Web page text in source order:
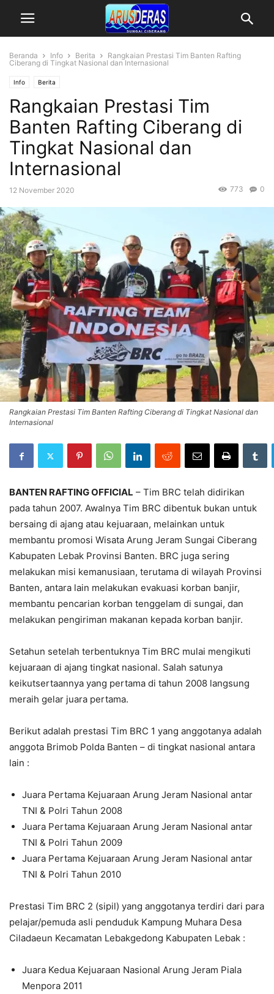
Beranda Info Berita
Rangkaian Prestasi Tim Banten Rafting
Ciberang di Tingkat Nasional dan Internasional
Info Berita
Rangkaian Prestasi Tim
Banten Rafting Ciberang di
Tingkat Nasional dan
Internasional
12 November 2020 0
773
Rangkaian Prestasi Tim Banten Rafting Ciberang di Tingkat Nasional dan
Internasional
BANTEN RAFTING OFFICIAL – Tim BRC telah didirikan
pada tahun 2007. Awalnya Tim BRC dibentuk bukan untuk
bersaing di ajang atau kejuaraan, melainkan untuk
membantu promosi Wisata Arung Jeram Sungai Ciberang
Kabupaten Lebak Provinsi Banten. BRC juga sering
melakukan misi kemanusiaan, terutama di wilayah Provinsi
Banten, antara lain melakukan evakuasi korban banjir,
membantu pencarian korban tenggelam di sungai, dan
melakukan pengiriman makanan kepada korban banjir.
Setahun setelah terbentuknya Tim BRC mulai mengikuti
kejuaraan di ajang tingkat nasional. Salah satunya
keikutsertaannya yang pertama di tahun 2008 langsung
meraih gelar juara pertama.
Berikut adalah prestasi Tim BRC 1 yang anggotanya adalah
anggota Brimob Polda Banten – di tingkat nasional antara
lain :
Juara Pertama Kejuaraan Arung Jeram Nasional antar
TNI & Polri Tahun 2008
Juara Pertama Kejuaraan Arung Jeram Nasional antar
TNI & Polri Tahun 2009
Juara Pertama Kejuaraan Arung Jeram Nasional antar
TNI & Polri Tahun 2010
Prestasi Tim BRC 2 (sipil) yang anggotanya terdiri dari para
pelajar/pemuda asli penduduk Kampung Muhara Desa
Ciladaeun Kecamatan Lebakgedong Kabupaten Lebak :
Juara Kedua Kejuaraan Nasional Arung Jeram Piala
Menpora 2011